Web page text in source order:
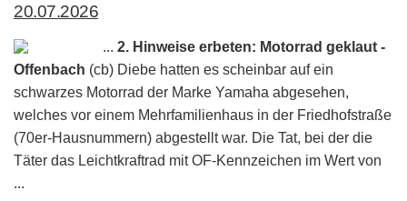
20.07.2026
... 2. Hinweise erbeten: Motorrad geklaut -
Offenbach (cb) Diebe hatten es scheinbar auf ein
schwarzes Motorrad der Marke Yamaha abgesehen,
welches vor einem Mehrfamilienhaus in der Friedhofstraße
(70er-Hausnummern) abgestellt war. Die Tat, bei der die
Täter das Leichtkraftrad mit OF-Kennzeichen im Wert von
...